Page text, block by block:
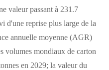
valeur passant à 231.7
d'une reprise plus large de la
annuelle moyenne (AGR)
volumes mondiaux de carton
en 2029; la valeur du